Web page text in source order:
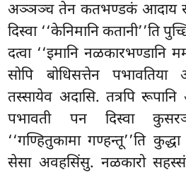
अञ्ञञ्च तेन कतभण्डकं आदाय
दिस्वा ‘‘केनिमानि कतानी’’ति
दत्वा ‘‘इमानि नळकारभण्डानि
सोपि बोधिसत्तेन
तस्सायेव अदासि. तत्रपि
पभावती पन दिस्वा
‘‘गण्हितुकामा गण्हन्तू’’ति
सेसा अवहसिंसु. नळकारो सहस्सं